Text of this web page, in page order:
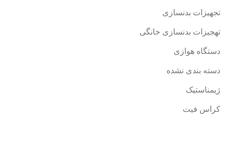
تجهیزات بدنسازی
تهجیزات بدنسازی خانگی
دستگاه هوازی
دسته بندی نشده
ژیمناستیک
کراس فیت